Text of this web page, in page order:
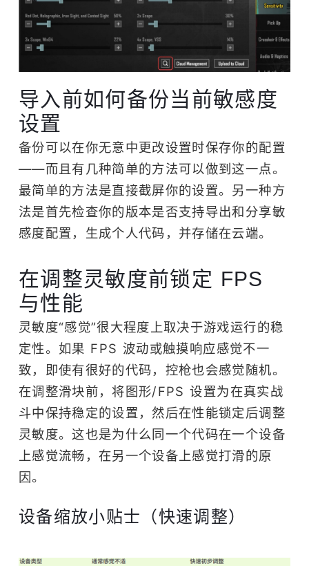
导入前如何备份当前敏感度
设置
备份可以在你无意中更改设置时保存你的配置
——而且有几种简单的方法可以做到这一点。
最简单的方法是直接截屏你的设置。另一种方
法是首先检查你的版本是否支持导出和分享敏
感度配置，生成个人代码，并存储在云端。
在调整灵敏度前锁定 FPS
与性能
灵敏度“感觉”很大程度上取决于游戏运行的稳
定性。如果 FPS 波动或触摸响应感觉不一
致，即使有很好的代码，控枪也会感觉随机。
在调整滑块前，将图形/FPS 设置为在真实战
斗中保持稳定的设置，然后在性能锁定后调整
灵敏度。这也是为什么同一个代码在一个设备
上感觉流畅，在另一个设备上感觉打滑的原
因。
设备缩放小贴士（快速调整）